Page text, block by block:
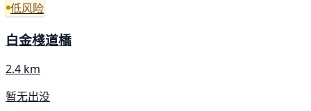
低风险
白金棧道橋
2.4 km
暂无出没